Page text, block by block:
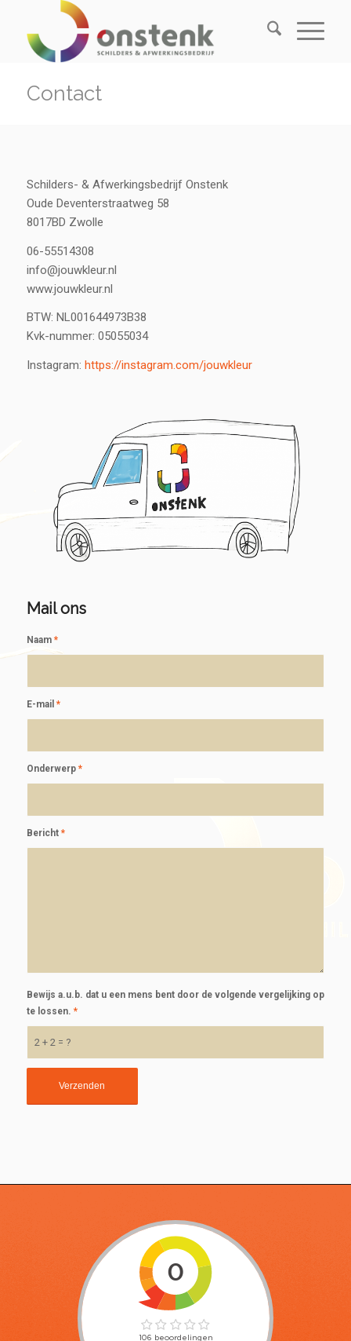
Contact
Schilders- & Afwerkingsbedrijf Onstenk
Oude Deventerstraatweg 58
8017BD Zwolle
06-55514308
info@jouwkleur.nl
www.jouwkleur.nl
BTW: NL001644973B38
Kvk-nummer: 05055034
Instagram: https://instagram.com/jouwkleur
Mail ons
Naam *
E-mail *
Onderwerp *
Bericht *
2 + 2 = ?
Bewijs a.u.b. dat u een mens bent door de volgende vergelijking op
te lossen. *